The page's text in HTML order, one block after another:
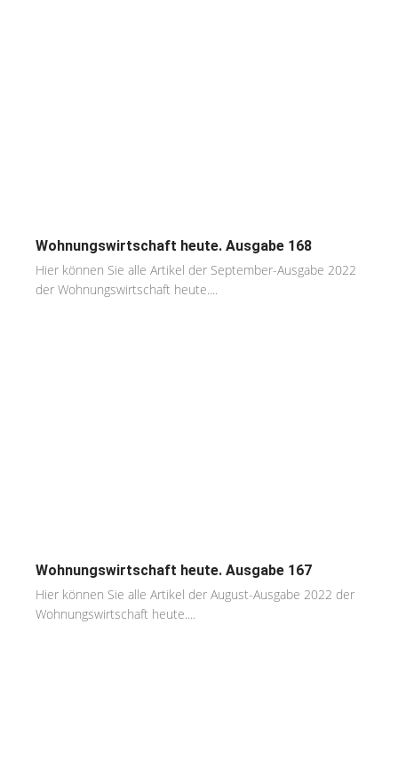
Wohnungswirtschaft heute. Ausgabe 168
Hier können Sie alle Artikel der September-Ausgabe 2022
der Wohnungswirtschaft heute....
Wohnungswirtschaft heute. Ausgabe 167
Hier können Sie alle Artikel der August-Ausgabe 2022 der
Wohnungswirtschaft heute....